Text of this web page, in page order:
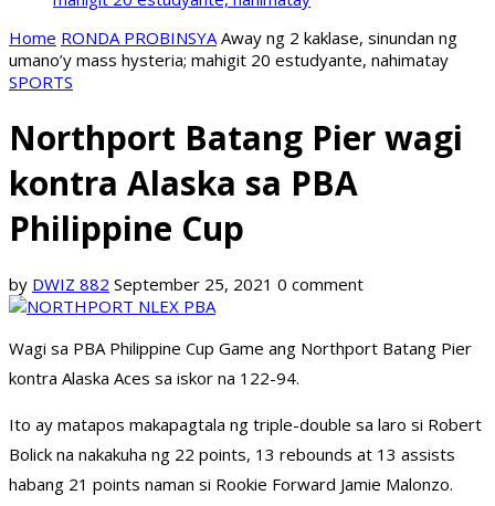
Home RONDA PROBINSYA Away ng 2 kaklase, sinundan ng
umano’y mass hysteria; mahigit 20 estudyante, nahimatay
SPORTS
Northport Batang Pier wagi
kontra Alaska sa PBA
Philippine Cup
by DWIZ 882 September 25, 2021 0 comment
Wagi sa PBA Philippine Cup Game ang Northport Batang Pier
kontra Alaska Aces sa iskor na 122-94.
Ito ay matapos makapagtala ng triple-double sa laro si Robert
Bolick na nakakuha ng 22 points, 13 rebounds at 13 assists
habang 21 points naman si Rookie Forward Jamie Malonzo.